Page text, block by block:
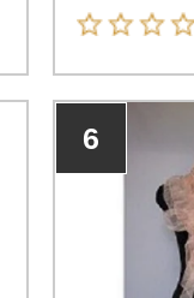
グッズと一
セットです
日フリーき
を送付しま
行から1年
6